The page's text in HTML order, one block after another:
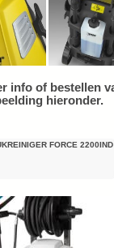
info of bestellen
hieronder.
FORCE